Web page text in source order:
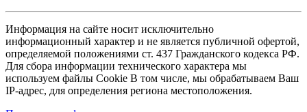
Информация на сайте носит исключительно
информационный характер и не является публичной офертой,
определяемой положениями ст. 437 Гражданского кодекса РФ.
Для сбора информации технического характера мы
используем файлы Cookie В том числе, мы обрабатываем Ваш
IP-адрес, для определения региона местоположения.